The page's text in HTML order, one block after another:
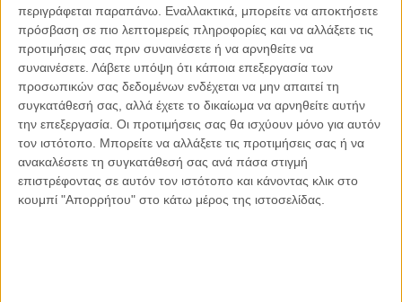
περιγράφεται παραπάνω. Εναλλακτικά, μπορείτε να αποκτήσετε
πρόσβαση σε πιο λεπτομερείς πληροφορίες και να αλλάξετε τις
προτιμήσεις σας πριν συναινέσετε ή να αρνηθείτε να
συναινέσετε. Λάβετε υπόψη ότι κάποια επεξεργασία των
προσωπικών σας δεδομένων ενδέχεται να μην απαιτεί τη
συγκατάθεσή σας, αλλά έχετε το δικαίωμα να αρνηθείτε αυτήν
την επεξεργασία. Οι προτιμήσεις σας θα ισχύουν μόνο για αυτόν
τον ιστότοπο. Μπορείτε να αλλάξετε τις προτιμήσεις σας ή να
ανακαλέσετε τη συγκατάθεσή σας ανά πάσα στιγμή
επιστρέφοντας σε αυτόν τον ιστότοπο και κάνοντας κλικ στο
κουμπί "Απορρήτου" στο κάτω μέρος της ιστοσελίδας.